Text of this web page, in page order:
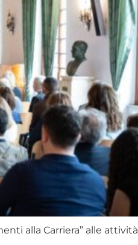
alla Carriera” alle attività